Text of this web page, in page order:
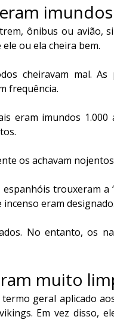
ônibus ou avião,
ou ela cheira bem.
cheiravam mal. As
frequência.
eram imundos 1.000
os achavam
trouxeram a
eram
No entanto, os
muito
geral aplicado
Em vez disso,